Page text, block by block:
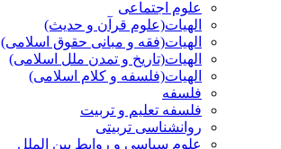
علوم اجتماعی
الهیات(علوم قرآن و حدیث)
الهیات(فقه و مبانی حقوق اسلامی)
الهیات(تاریخ و تمدن ملل اسلامی)
الهیات(فلسفه و کلام اسلامی)
فلسفه
فلسفه تعلیم و تربیت
روانشناسی تربیتی
علوم سیاسی و روابط بین الملل